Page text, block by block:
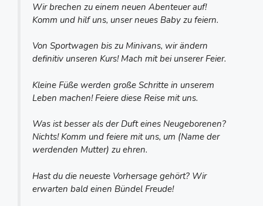
Wir brechen zu einem neuen Abenteuer auf!
Komm und hilf uns, unser neues Baby zu feiern.
Von Sportwagen bis zu Minivans, wir ändern
definitiv unseren Kurs! Mach mit bei unserer Feier.
Kleine Füße werden große Schritte in unserem
Leben machen! Feiere diese Reise mit uns.
Was ist besser als der Duft eines Neugeborenen?
Nichts! Komm und feiere mit uns, um (Name der
werdenden Mutter) zu ehren.
Hast du die neueste Vorhersage gehört? Wir
erwarten bald einen Bündel Freude!